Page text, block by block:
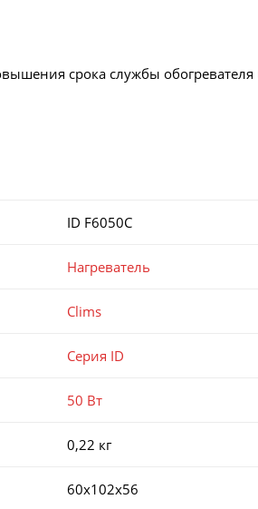
срока службы обогревателя
ID F6050C
Нагреватель
Clims
Серия ID
50 Вт
0,22 кг
60х102х56